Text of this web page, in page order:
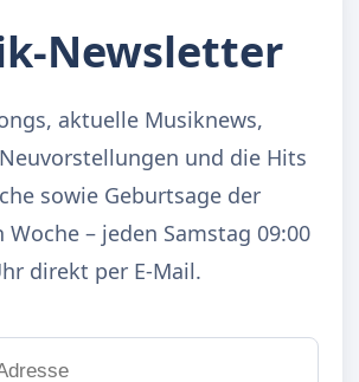
Newsletter
aktuelle Musiknews,
und die Hits
sowie Geburtsage der
– jeden Samstag 09:00
direkt per E-Mail.